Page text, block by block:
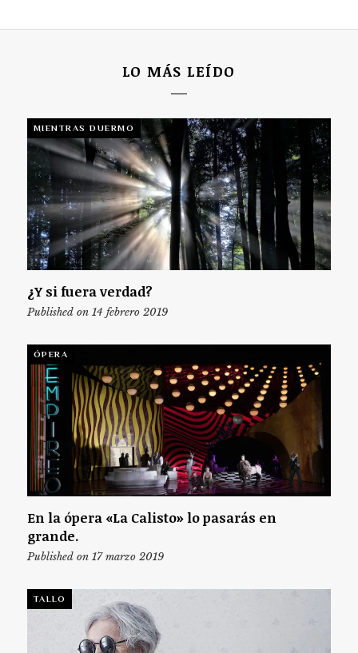
LO MÁS LEÍDO
MIENTRAS DUERMO
¿Y si fuera verdad?
Published on 14 febrero 2019
ÓPERA
En la ópera «La Calisto» lo pasarás en
grande.
Published on 17 marzo 2019
TALLO